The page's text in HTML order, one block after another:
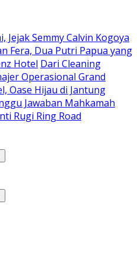
Jejak Semmy Calvin Kogoya
Fera, Dua Putri Papua yang
Hotel Dari Cleaning
Operasional Grand
Oase Hijau di Jantung
Jawaban Mahkamah
Rugi Ring Road